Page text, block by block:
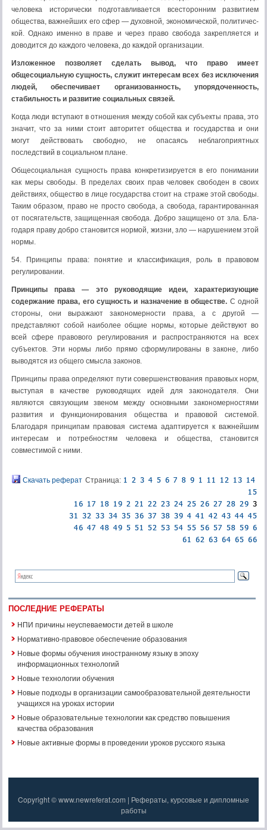
человека исторически подготавливается всесторонним развитием
общества, важ­нейших его сфер — духовной, экономической, политичес­
кой. Однако именно в праве и через право свобода закреп­ляется и
доводится до каждого человека, до каждой орга­низации.
Изложенное позволяет сделать вывод, что право имеет
общесоциальную сущность, служит интересам всех без ис­ключения
людей, обеспечивает организованность, упорядоченность,
стабильность и развитие социальных связей.
Когда люди вступают в отношения между собой как субъек­ты права, это
значит, что за ними стоит авторитет обще­ства и государства и они
могут действовать свободно, не опасаясь неблагоприятных
последствий в социальном плане.
Общесоциальная сущность права конкретизируется в его понимании
как меры свободы. В пределах своих прав чело­век свободен в своих
действиях, общество в лице государ­ства стоит на страже этой свободы.
Таким образом, право не просто свобода, а свобода, гарантированная
от посяга­тельств, защищенная свобода. Добро защищено от зла. Бла­
годаря праву добро становится нормой, жизни, зло — нару­шением этой
нормы.
54. Принципы права: понятие и классификация, роль в правовом
регулировании.
Принципы права — это руководящие идеи, характеризующие
содержание права, его сущность и назначение в обществе. С одной
стороны, они выражают закономерности права, а с другой —
представляют собой наиболее общие нормы, которые действуют во
всей сфере правового регулирования и распространяются на всех
субъектов. Эти нормы либо прямо сформулированы в законе, либо
выводятся из общего смысла законов.
Принципы права определяют пути совершенствования правовых норм,
выступая в качестве руководящих идей для законодателя. Они
являются связующим звеном между основными закономерностями
развития и функционирования общества и правовой системой.
Благодаря принципам пра­вовая система адаптируется к важнейшим
интересам и по­требностям человека и общества, становится
совместимой с ними.
Скачать реферат Страница:
ПОСЛЕДНИЕ РЕФЕРАТЫ
НПИ причины неуспеваемости детей в школе
Нормативно-правовое обеспечение образования
Новые формы обучения иностранному языку в эпоху
информационных технологий
Новые технологии обучения
Новые подходы в организации самообразовательной деятельности
учащихся на уроках истории
Новые образовательные технологии как средство повышения
качества образования
Новые активные формы в проведении уроков русского языка
Copyright © www.newreferat.com | Рефераты, курсовые и дипломные
работы